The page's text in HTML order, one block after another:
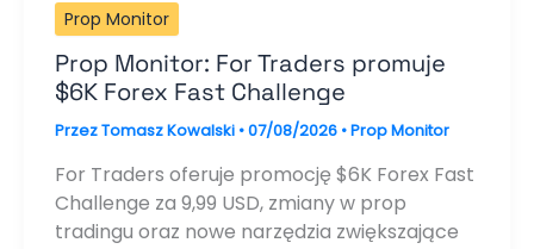
Prop Monitor
Prop Monitor: For Traders promuje
$6K Forex Fast Challenge
PrzezTomasz Kowalski •07/08/2026 •Prop Monitor
For Traders oferuje promocję $6K Forex Fast
Challenge za 9,99 USD, zmiany w prop
tradingu oraz nowe narzędzia zwiększające